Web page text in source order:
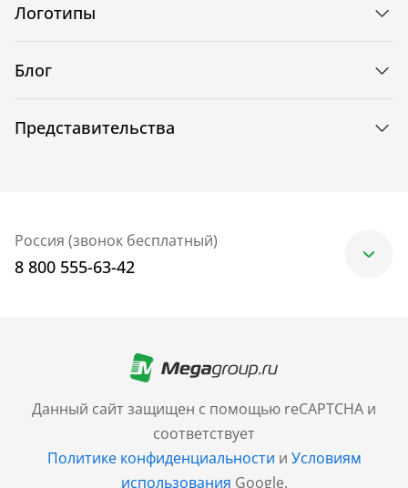
Данный сайт защищен с помощью reCAPTCHA и
соответствует
Политике конфиденциальности и Условиям
использования Google.
Логотипы
Блог
Представительства
Россия (звонок бесплатный)
8 800 555-63-42
+7 (499) 705-30-10
Санкт-Петербург
+7 (812) 600-77-33
Барнаул